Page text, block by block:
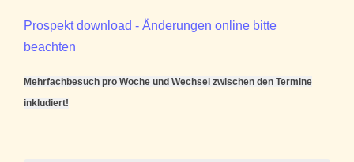
Prospekt download - Änderungen online bitte
beachten
Mehrfachbesuch pro Woche und Wechsel zwischen den Termine
inkludiert!